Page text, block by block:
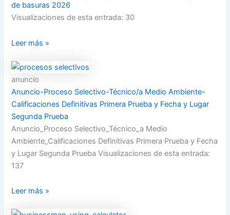
de basuras 2026
Visualizaciones de esta entrada: 30
Leer más »
anuncio
Anuncio-Proceso Selectivo-Técnico/a Medio Ambiente-
Calificaciones Definitivas Primera Prueba y Fecha y Lugar
Segunda Prueba
Anuncio_Proceso Selectivo_Técnico_a Medio
Ambiente_Calificaciones Definitivas Primera Prueba y Fecha
y Lugar Segunda Prueba Visualizaciones de esta entrada:
137
Leer más »